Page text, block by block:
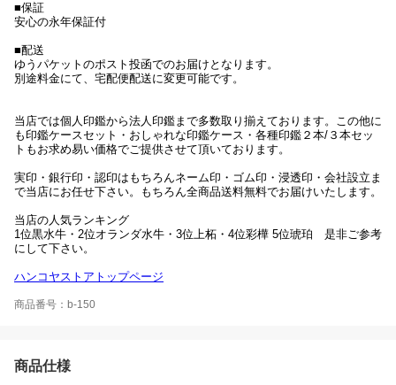
■保証
安心の永年保証付
■配送
ゆうパケットのポスト投函でのお届けとなります。
別途料金にて、宅配便配送に変更可能です。
当店では個人印鑑から法人印鑑まで多数取り揃えております。この他に
も印鑑ケースセット・おしゃれな印鑑ケース・各種印鑑２本/３本セッ
トもお求め易い価格でご提供させて頂いております。
実印・銀行印・認印はもちろんネーム印・ゴム印・浸透印・会社設立ま
で当店にお任せ下さい。もちろん全商品送料無料でお届けいたします。
当店の人気ランキング
1位黒水牛・2位オランダ水牛・3位上柘・4位彩樺 5位琥珀 是非ご参考
にして下さい。
ハンコヤストアトップページ
商品番号：b-150
商品仕様